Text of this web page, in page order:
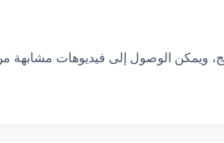
ويمكن الوصول إلى فيديوهات